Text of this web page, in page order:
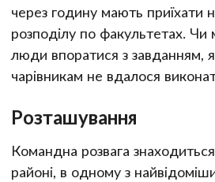
через годину мають приїхати
розподілу по факультетах. Чи
люди впоратися з завданням,
чарівникам не вдалося
Розташування
Командна розвага
районі, в одному з